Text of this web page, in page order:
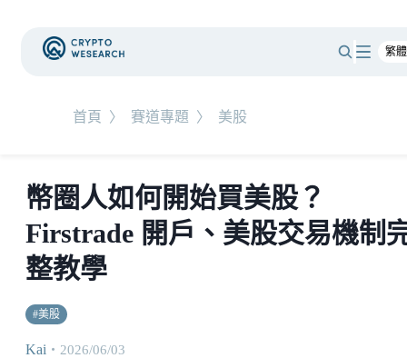
首頁 〉 賽道專題 〉 美股
幣圈人如何開始買美股？
Firstrade 開戶、美股交易機制
整教學
#美股
Kai ・ 2026/06/03